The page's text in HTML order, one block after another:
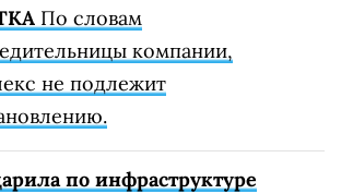
По словам
компании,
не подлежит
по инфраструктуре